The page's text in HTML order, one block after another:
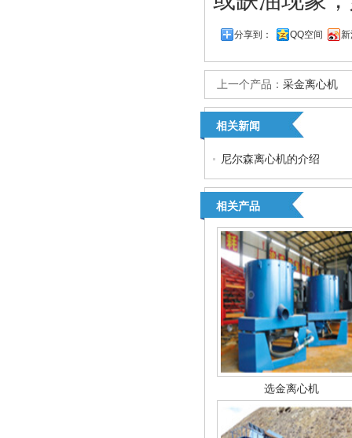
分享到： QQ空间
上一个产品： 采金离心机
相关新闻
尼尔森离心机的介绍
相关产品
选金离心机